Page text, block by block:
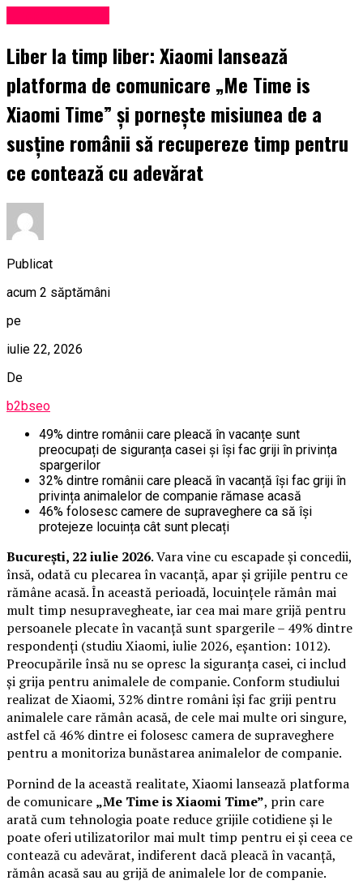
Liber la timp liber: Xiaomi lansează
platforma de comunicare „Me Time is
Xiaomi Time” și pornește misiunea de a
susține românii să recupereze timp pentru
ce contează cu adevărat
Publicat
acum 2 săptămâni
pe
iulie 22, 2026
De
b2bseo
49% dintre românii care pleacă în vacanțe sunt
preocupați de siguranța casei și își fac griji în privința
spargerilor
32% dintre românii care pleacă în vacanță își fac griji în
privința animalelor de companie rămase acasă
46% folosesc camere de supraveghere ca să își
protejeze locuința cât sunt plecați
București, 22 iulie 2026. Vara vine cu escapade și concedii,
însă, odată cu plecarea în vacanță, apar și grijile pentru ce
rămâne acasă. În această perioadă, locuințele rămân mai
mult timp nesupravegheate, iar cea mai mare grijă pentru
persoanele plecate în vacanță sunt spargerile – 49% dintre
respondenți (studiu Xiaomi, iulie 2026, eșantion: 1012).
Preocupările însă nu se opresc la siguranța casei, ci includ
și grija pentru animalele de companie. Conform studiului
realizat de Xiaomi, 32% dintre români își fac griji pentru
animalele care rămân acasă, de cele mai multe ori singure,
astfel că 46% dintre ei folosesc camera de supraveghere
pentru a monitoriza bunăstarea animalelor de companie.
Pornind de la această realitate, Xiaomi lansează platforma
de comunicare „Me Time is Xiaomi Time”, prin care
arată cum tehnologia poate reduce grijile cotidiene și le
poate oferi utilizatorilor mai mult timp pentru ei și ceea ce
contează cu adevărat, indiferent dacă pleacă în vacanță,
rămân acasă sau au grijă de animalele lor de companie.